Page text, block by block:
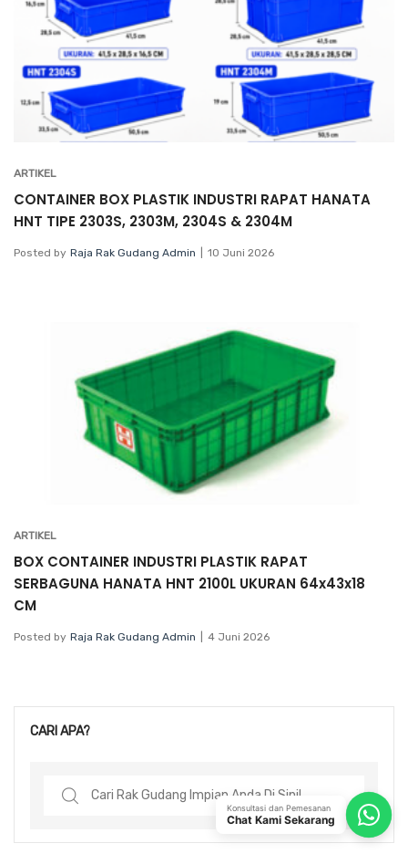
ARTIKEL
CONTAINER BOX PLASTIK INDUSTRI RAPAT HANATA
HNT TIPE 2303S, 2303M, 2304S & 2304M
Posted by Raja Rak Gudang Admin 10 Juni 2026
ARTIKEL
BOX CONTAINER INDUSTRI PLASTIK RAPAT
SERBAGUNA HANATA HNT 2100L UKURAN 64x43x18
CM
Posted by Raja Rak Gudang Admin 4 Juni 2026
CARI APA?
Search
Konsultasi dan Pemesanan
Chat Kami Sekarang